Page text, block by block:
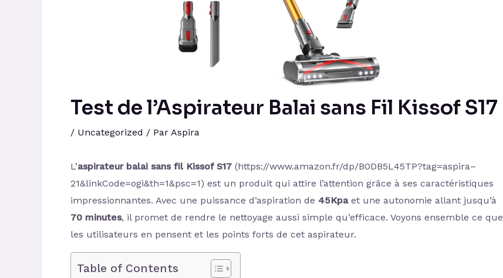
Test de l’Aspirateur Balai sans Fil Kissof S17
/ Uncategorized / Par Aspira
L’aspirateur balai sans fil Kissof S17 (https://www.amazon.fr/dp/B0DB5L45TP?tag=aspira–
21&linkCode=ogi&th=1&psc=1) est un produit qui attire l’attention grâce à ses caractéristiques
impressionnantes. Avec une puissance d’aspiration de 45Kpaet une autonomie allant jusqu’à
70 minutes, il promet de rendre le nettoyage aussi simple qu’efficace. Voyons ensemble ce que
les utilisateurs en pensent et les points forts de cet aspirateur.
Table of Contents